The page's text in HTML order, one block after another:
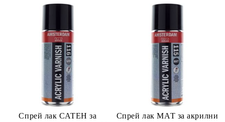
Спрей лак САТЕН за
Спрей лак МАТ за акрилни